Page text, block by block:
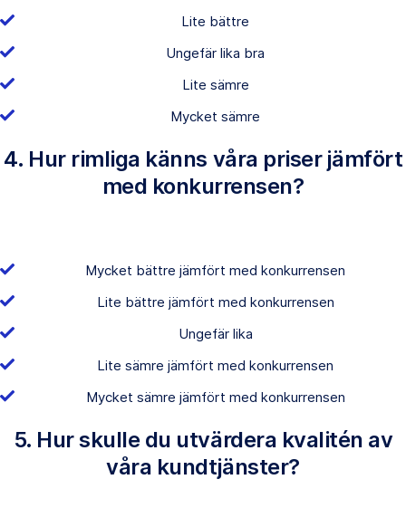
Lite bättre
Ungefär lika bra
Lite sämre
Mycket sämre
4. Hur rimliga känns våra priser jämfört
med konkurrensen?
Mycket bättre jämfört med konkurrensen
Lite bättre jämfört med konkurrensen
Ungefär lika
Lite sämre jämfört med konkurrensen
Mycket sämre jämfört med konkurrensen
5. Hur skulle du utvärdera kvalitén av
våra kundtjänster?